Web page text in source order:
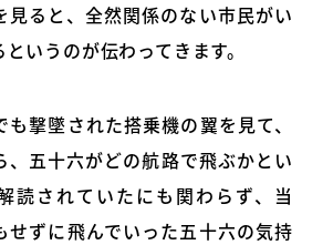
見ると、全然関係のない市民がい
いうのが伝わってきます。
撃墜された搭乗機の翼を見て、
、五十六がどの航路で飛ぶかとい
読されていたにも関わらず、当
せずに飛んでいった五十六の気持